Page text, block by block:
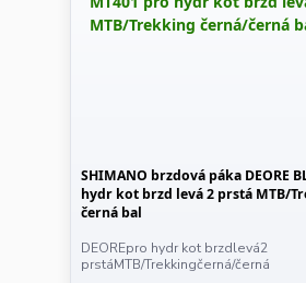
SHIMANO brzdová páka DEORE
hydr kot brzd levá 2 prstá MTB/
černá bal
DEOREpro hydr kot brzdlevá2
prstáMTB/Trekkingčerná/černá